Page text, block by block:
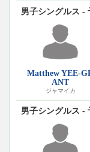
男子シングルス -
Matthew YEE-
ANT
ジャマイカ
男子シングルス -